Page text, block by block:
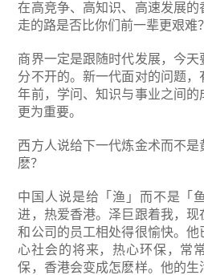
在高竞争、高知识、高速发展
走的路是否比你们前一辈更艰难？
商界一定是跟随时代发展，今
分不开的。新一代面对的问题
年前，学问、知识与事业之间
更为重要。
西方人说给下一代炼金术而不
麽？
中国人说是给「渔」而不是「
进，热爱香港。泽巨跟着我，现
和公司的员工相处得很愉快。
心社会的将来，热心环保，常
保，香港会变成怎麽样。他的